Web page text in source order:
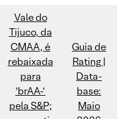
Vale do
Tijuco, da
CMAA, é
rebaixada
para
‘brAA-‘
pela S&P;
Guia de
Rating |
Data-
base:
Maio